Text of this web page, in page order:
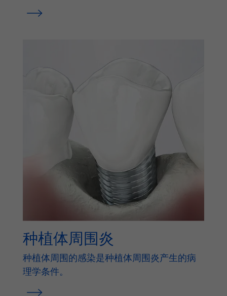
种植体周围炎
种植体周围的感染是种植体周围炎产生的病
理学条件。